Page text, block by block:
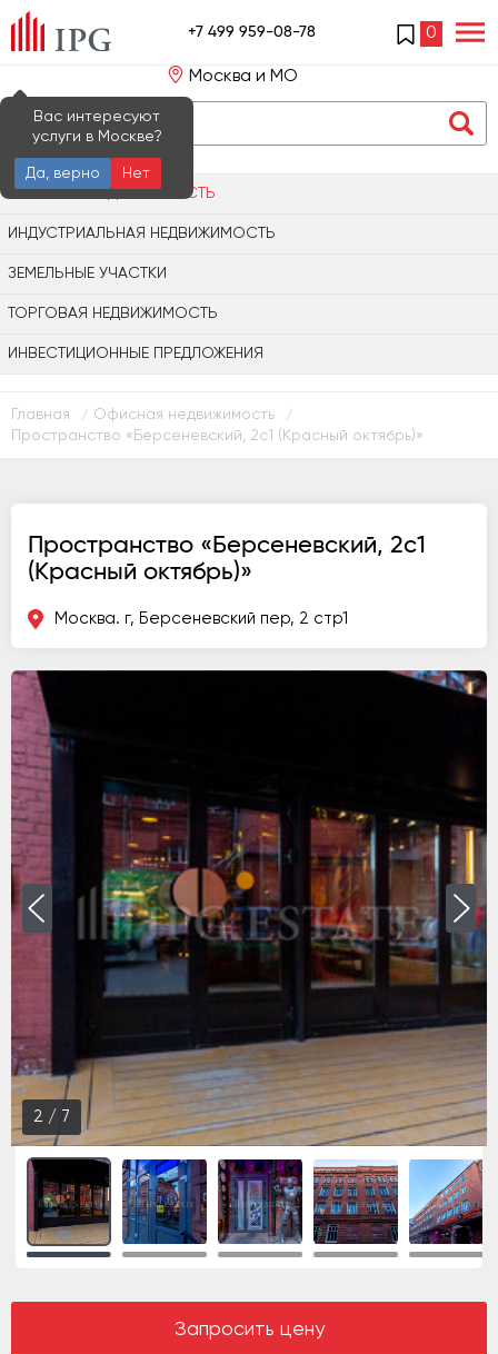
+7 499 959-08-78 0
Москва и МО
Вас интересуют
услуги в Москве?
Да, верно
Нет
ОФИСНАЯ НЕДВИЖИМОСТЬ
ИНДУСТРИАЛЬНАЯ НЕДВИЖИМОСТЬ
ЗЕМЕЛЬНЫЕ УЧАСТКИ
ТОРГОВАЯ НЕДВИЖИМОСТЬ
ИНВЕСТИЦИОННЫЕ ПРЕДЛОЖЕНИЯ
Главная / Офисная недвижимость /
Пространство «Берсеневский, 2с1 (Красный октябрь)»
Пространство «Берсеневский, 2с1
(Красный октябрь)»
Москва. г, Берсеневский пер, 2 стр1
3 / 7
Запросить цену